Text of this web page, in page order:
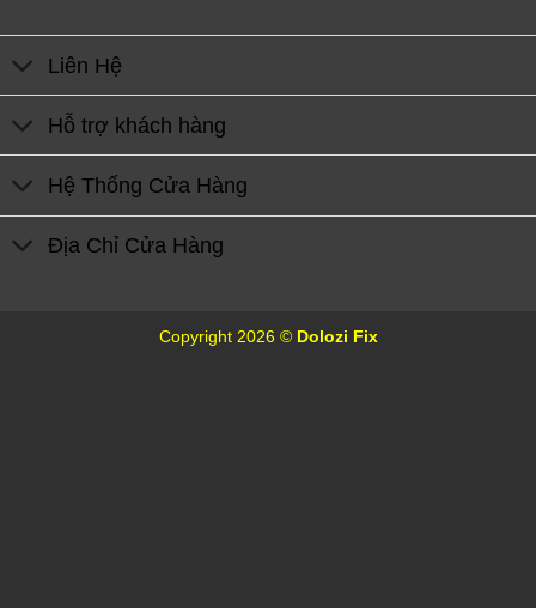
Liên Hệ
Hỗ trợ khách hàng
Hệ Thống Cửa Hàng
Địa Chỉ Cửa Hàng
Copyright 2026 © Dolozi Fix